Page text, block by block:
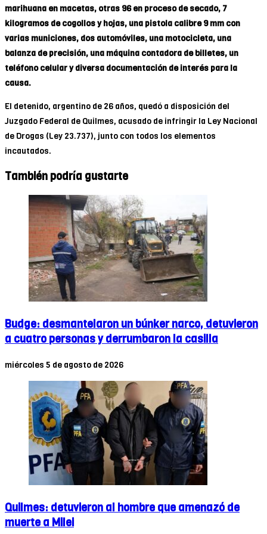
marihuana en macetas, otras 96 en proceso de secado, 7
kilogramos de cogollos y hojas, una pistola calibre 9 mm con
varias municiones, dos automóviles, una motocicleta, una
balanza de precisión, una máquina contadora de billetes, un
teléfono celular y diversa documentación de interés para la
causa.
El detenido, argentino de 26 años, quedó a disposición del
Juzgado Federal de Quilmes, acusado de infringir la Ley Nacional
de Drogas (Ley 23.737), junto con todos los elementos
incautados.
También podría gustarte
Budge: desmantelaron un búnker narco, detuvieron
a cuatro personas y derrumbaron la casilla
miércoles 5 de agosto de 2026
Quilmes: detuvieron al hombre que amenazó de
muerte a Milei